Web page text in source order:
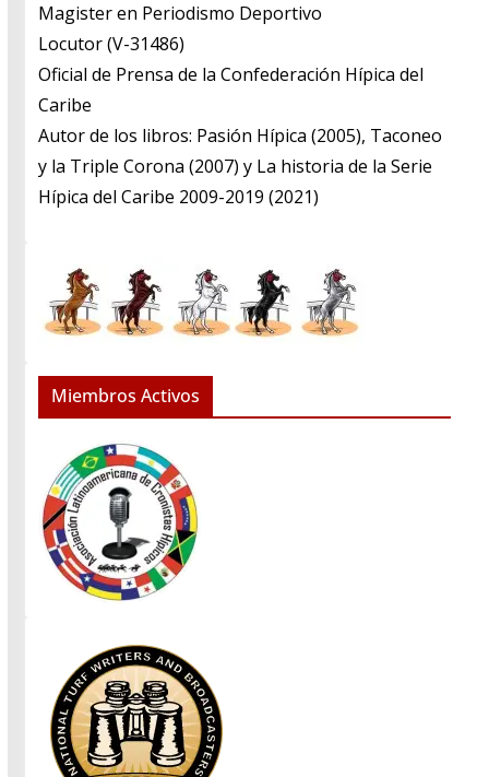
​Magister en Periodismo Deportivo
​Locutor (V-31486)
​Oficial de Prensa de la Confederación Hípica del
Caribe
​Autor de los libros: Pasión Hípica (2005), Taconeo
y la Triple Corona (2007) y La historia de la Serie
Hípica del Caribe 2009-2019 (2021)
Miembros Activos